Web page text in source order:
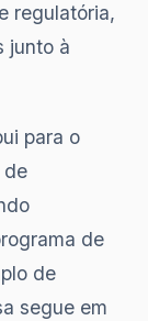
regulatória,
junto à
para o
de
de
de
segue em